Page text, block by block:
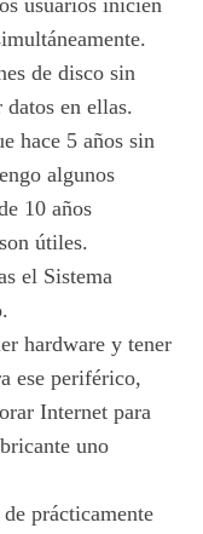
usuarios inicien
de disco sin
en ellas.
hace 5 años sin
algunos
10 años
útiles.
el Sistema
hardware y tener
ese periférico,
Internet para
uno
prácticamente